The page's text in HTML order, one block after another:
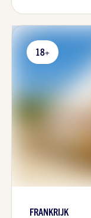
18+
FRANKRIJK